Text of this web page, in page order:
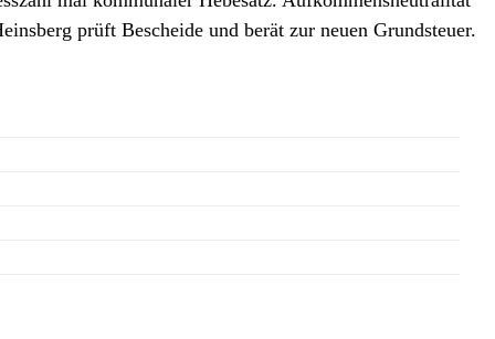
prüft Bescheide und berät zur neuen Grundsteuer.